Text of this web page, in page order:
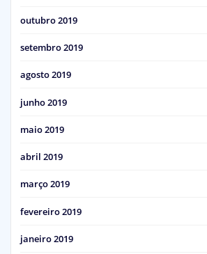
outubro 2019
setembro 2019
agosto 2019
junho 2019
maio 2019
abril 2019
março 2019
fevereiro 2019
janeiro 2019